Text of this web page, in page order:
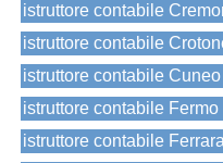
istruttore contabile
istruttore contabile
istruttore contabile Cuneo
istruttore contabile Fermo
istruttore contabile Ferrara